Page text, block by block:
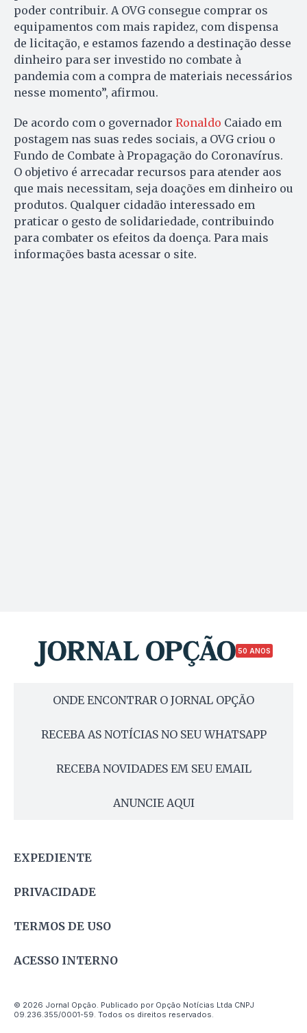
poder contribuir. A OVG consegue comprar os
equipamentos com mais rapidez, com dispensa
de licitação, e estamos fazendo a destinação desse
dinheiro para ser investido no combate à
pandemia com a compra de materiais necessários
nesse momento”, afirmou.
De acordo com o governador Ronaldo Caiado em
postagem nas suas redes sociais, a OVG criou o
Fundo de Combate à Propagação do Coronavírus.
O objetivo é arrecadar recursos para atender aos
que mais necessitam, seja doações em dinheiro ou
produtos. Qualquer cidadão interessado em
praticar o gesto de solidariedade, contribuindo
para combater os efeitos da doença. Para mais
informações basta acessar o site.
50 ANOS
ONDE ENCONTRAR O JORNAL OPÇÃO
RECEBA AS NOTÍCIAS NO SEU WHATSAPP
RECEBA NOVIDADES EM SEU EMAIL
ANUNCIE AQUI
EXPEDIENTE
PRIVACIDADE
TERMOS DE USO
ACESSO INTERNO
© 2026 Jornal Opção. Publicado por Opção Notícias Ltda CNPJ
09.236.355/0001-59. Todos os direitos reservados.